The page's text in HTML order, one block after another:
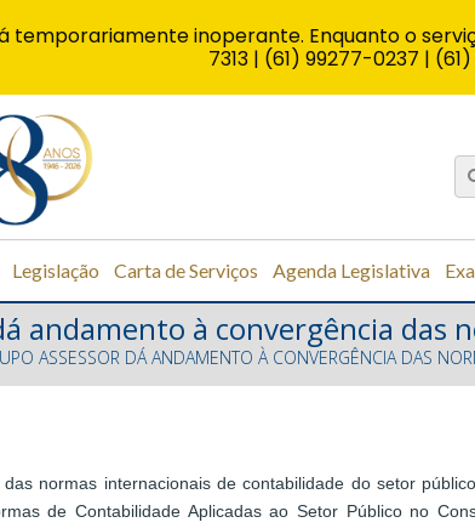
Legislação Carta de Serviços Agenda Legislativa
andamento à convergência das
ASSESSOR DÁ ANDAMENTO À CONVERGÊNCIA DAS
normas internacionais de contabilidade do setor
de Contabilidade Aplicadas ao Setor Público no
temporariamente inoperante. Enquanto o
7313 | (61) 99277-0237 |